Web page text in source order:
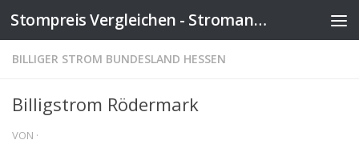
Zum Inhalt springen Stompreis Vergleichen - Stromanbieter wechseln
BILLIGER STROM BUNDESLAND HESSEN
Billigstrom Rödermark
VON ·